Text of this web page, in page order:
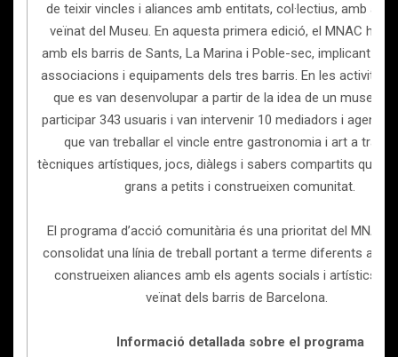
de teixir vincles i aliances amb entitats, col·lectius, amb
veïnat del Museu. En aquesta primera edició, el MNAC ha
amb els barris de Sants, La Marina i Poble-sec, implicant 14
associacions i equipaments dels tres barris. En les activitats
que es van desenvolupar a partir de la idea de un museu-
participar 343 usuaris i van intervenir 10 mediadors i agents
que van treballar el vincle entre gastronomia i art a
tècniques artístiques, jocs, diàlegs i sabers compartits que
grans a petits i construeixen comunitat.
El programa d’acció comunitària és una prioritat del MNAC,
consolidat una línia de treball portant a terme diferents
construeixen aliances amb els agents socials i artístics i
veïnat dels barris de Barcelona.
Informació detallada sobre el programa